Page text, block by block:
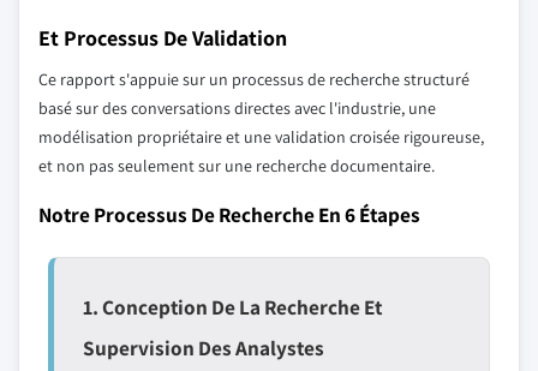
Et Processus De Validation
Ce rapport s'appuie sur un processus de recherche structuré
basé sur des conversations directes avec l'industrie, une
modélisation propriétaire et une validation croisée rigoureuse,
et non pas seulement sur une recherche documentaire.
Notre Processus De Recherche En 6 Étapes
1. Conception De La Recherche Et
Supervision Des Analystes